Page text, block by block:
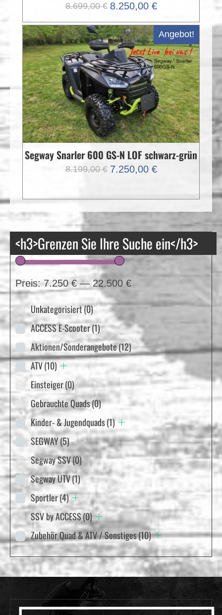
8.699,00€ Ursprünglicher
Preis
war:
8.699,00 €
8.250,00 €Aktueller
Preis
ist:
8.250,00 €.
Angebot!
Segway Snarler 600 GS-N LOF schwarz-grün
8.199,00€ Ursprünglicher
war:
8.199,00 €
7.250,00 €Aktueller
ist:
7.250,00 €.
<h3>Grenzen Sie Ihre Suche ein</h3>
Preis:7.250 € —22.500 €
Unkategorisiert(0)
ACCESS E-Scooter(1)
Aktionen/Sonderangebote(12)
ATV(10)
Einsteiger(0)
Gebrauchte Quads(0)
Kinder- & Jugendquads(1)
SEGWAY(5)
Segway SSV(0)
Segway UTV(1)
Sportler(4)
SSV by ACCESS(0)
Zubehör Quad & ATV / Sonstiges(10)